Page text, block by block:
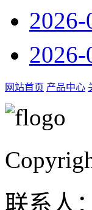
2026-
2026-
网站首页 产品中心
联系人